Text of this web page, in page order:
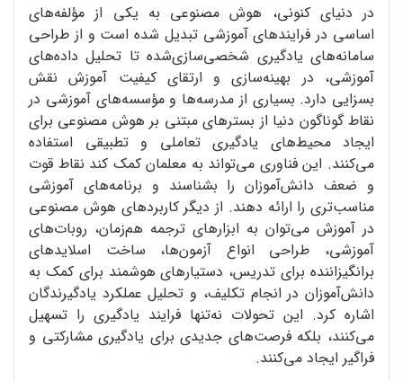
در دنیای کنونی، هوش مصنوعی به یکی از مؤلفه‌های
اساسی در فرایندهای آموزشی تبدیل شده است و از طراحی
سامانه‌های یادگیری شخصی‌سازی‌شده تا تحلیل داده‌های
آموزشی، در بهینه‌سازی و ارتقای کیفیت آموزش نقش
بسزایی دارد. بسیاری از مدرسه‌ها و مؤسسه‌های آموزشی در
نقاط گوناگون دنیا از بسترهای مبتنی بر هوش مصنوعی برای
ایجاد محیط‌های یادگیری تعاملی و تطبیقی استفاده
می‌کنند. این فناوری می‌تواند به معلمان کمک کند نقاط قوت
و ضعف دانش‌آموزان را بشناسند و برنامه‌های آموزشی
مناسب‌تری را ارائه دهند. از دیگر کاربردهای هوش مصنوعی
در آموزش می‌توان به ابزارهای ترجمه هم‌زمان، روبات‌های
آموزشی، طراحی انواع آزمون‌ها، ساخت اسلایدهای
برانگیزاننده برای تدریس، دستیارهای هوشمند برای کمک به
دانش‌آموزان در انجام تکلیف، و تحلیل عملکرد یادگیرندگان
اشاره کرد. این تحولات نه‌تنها فرایند یادگیری را تسهیل
می‌کنند، بلکه فرصت‌های جدیدی برای یادگیری مشارکتی و
فراگیر ایجاد می‌کنند.